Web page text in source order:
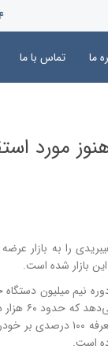
ما تماس با ما
مورد
را به بازار
بازار شده است.
نیم میلیون
شده‌اند. تغییرات تعرفه‌ای
است.